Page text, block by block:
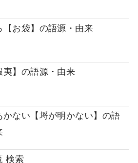
【お袋】の語源・由来
夷】の語源・由来
かない【埒が明かない】の語
検索